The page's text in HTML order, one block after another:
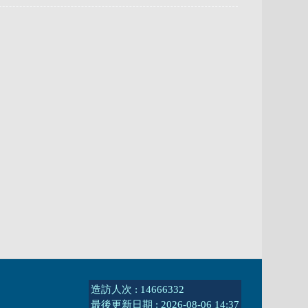
造訪人次 : 14666332
最後更新日期 : 2026-08-06 14:37